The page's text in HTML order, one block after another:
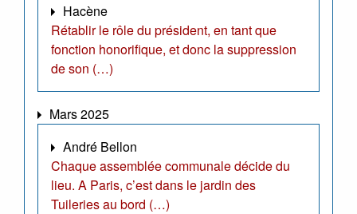
Hacène
Rétablir le rôle du président, en tant que
fonction honorifique, et donc la suppression
de son (…)
Mars 2025
André Bellon
Chaque assemblée communale décide du
lieu. A Paris, c’est dans le jardin des
Tuileries au bord (…)